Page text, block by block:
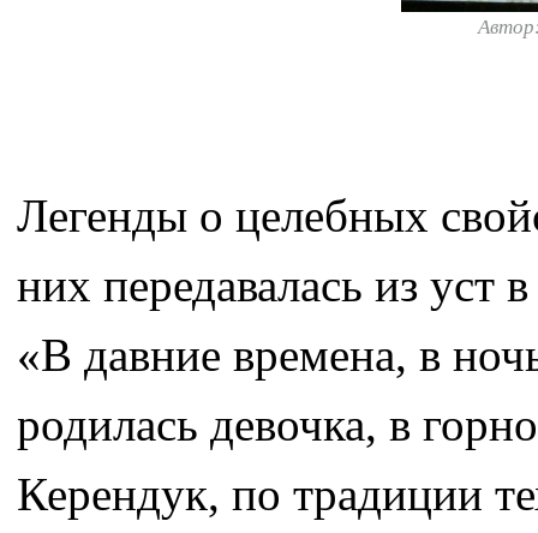
Легенды о целебных
них передавалась из уст
«В давние времена, в
родилась девочка, в
Керендук, по традиции